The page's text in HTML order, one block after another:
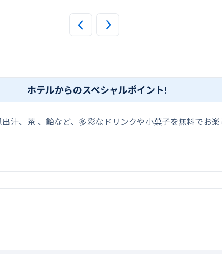
ホテルからのスペシャルポイント!
汁、茶 、飴など、多彩なドリンクや小菓子を無料でお